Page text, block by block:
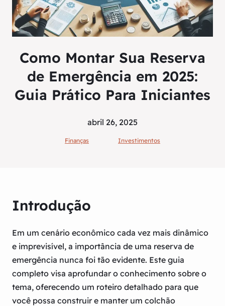
Como Montar Sua Reserva
de Emergência em 2025:
Guia Prático Para Iniciantes
abril 26, 2025
Finanças Investimentos
Introdução
Em um cenário econômico cada vez mais dinâmico
e imprevisível, a importância de uma reserva de
emergência nunca foi tão evidente. Este guia
completo visa aprofundar o conhecimento sobre o
tema, oferecendo um roteiro detalhado para que
você possa construir e manter um colchão